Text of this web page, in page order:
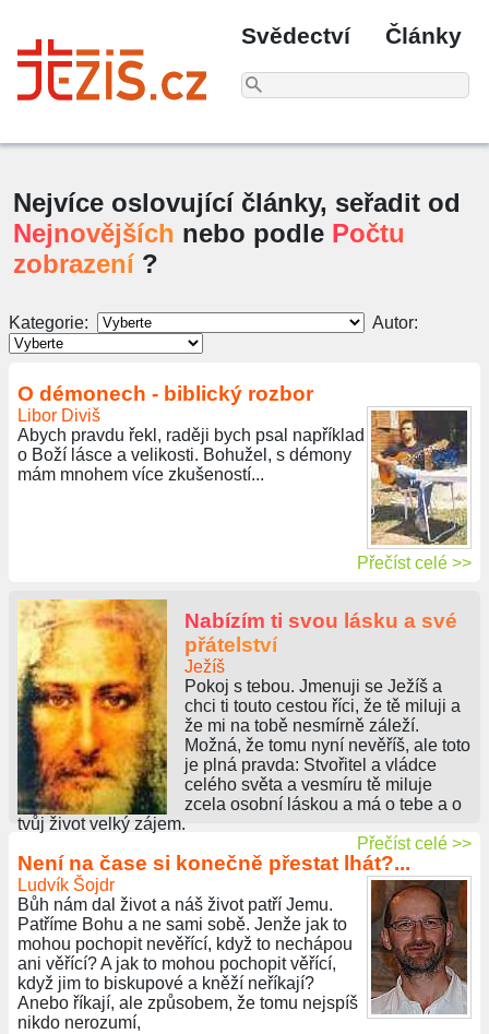
Svědectví Články
Nejvíce oslovující články, seřadit od
Nejnovějších nebo podle Počtu
zobrazení ?
Kategorie: Autor:
O démonech - biblický rozbor
Libor Diviš
Abych pravdu řekl, raději bych psal například
o Boží lásce a velikosti. Bohužel, s démony
mám mnohem více zkušeností...
Přečíst celé >>
Nabízím ti svou lásku a své
přátelství
Ježíš
Pokoj s tebou. Jmenuji se Ježíš a
chci ti touto cestou říci, že tě miluji a
že mi na tobě nesmírně záleží.
Možná, že tomu nyní nevěříš, ale toto
je plná pravda: Stvořitel a vládce
celého světa a vesmíru tě miluje
zcela osobní láskou a má o tebe a o
tvůj život velký zájem.
Přečíst celé >>
Není na čase si konečně přestat lhát?...
Ludvík Šojdr
Bůh nám dal život a náš život patří Jemu.
Patříme Bohu a ne sami sobě. Jenže jak to
mohou pochopit nevěřící, když to nechápou
ani věřící? A jak to mohou pochopit věřící,
když jim to biskupové a kněží neříkají?
Anebo říkají, ale způsobem, že tomu nejspíš
nikdo nerozumí,